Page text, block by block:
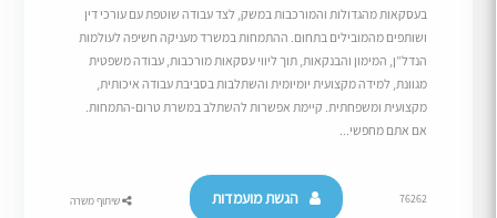
בעסקאות מהגדולות והמורכבות במשק, לצד עבודה שוטפת עם עורכי דין
ושותפים מהמובילים בתחום. ההתמחות במשרד מעניקה חשיפה לעולמות
הנדל”ן, המימון והבנקאות, תוך ליווי עסקאות מורכבות, עבודה משפטית
מגוונת, למידה מקצועית יומיומית והשתלבות בסביבת עבודה איכותית,
מקצועית ומשפחתית. קיימת אפשרות להשתלב במשרת טרום-התמחות.
אם אתם מחפשי...
76262 הגשת מועמדות שיתוף משרה